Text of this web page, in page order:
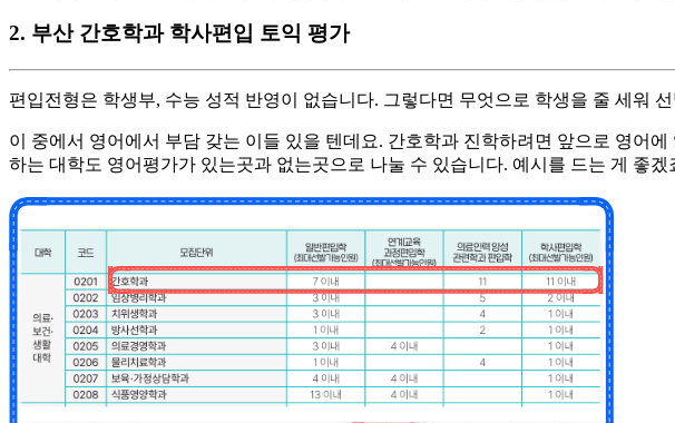
2. 부산 간호학과 학사편입 토익 평가
편입전형은 학생부, 수능 성적 반영이 없습니다. 그렇다면 무엇으로 학생을 줄 세워
이 중에서 영어에서 부담 갖는 이들 있을 텐데요. 간호학과 진학하려면 앞으로 영어
하는 대학도 영어평가가 있는곳과 없는곳으로 나눌 수 있습니다. 예시를 드는 게 좋겠